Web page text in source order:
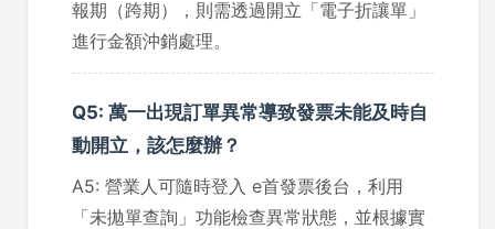
報期（跨期），則需透過開立「電子折讓單」
進行金額沖銷處理。
Q5: 萬一出現訂單異常導致發票未能及時自
動開立，該怎麼辦？
A5: 營業人可隨時登入 e首發票後台，利用
「未拋單查詢」功能檢查異常狀態，並根據實